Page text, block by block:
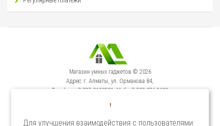
Магазин умных гаджетов © 2026
Адрес: г. Алматы, ул. Орманова 84,
Телефон: +7-727-3100231, Моб: +7-707-376-9129
Сервисный Центр: г. Алматы, ул. Орманова 84.
!
Для улучшения взаимодействия с пользователями